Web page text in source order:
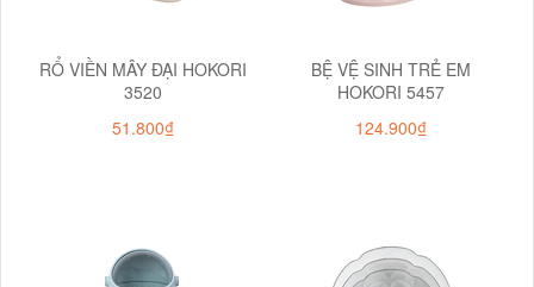
RỔ VIỀN MÂY ĐẠI HOKORI
3520
51.800₫
BỆ VỆ SINH TRẺ EM
HOKORI 5457
124.900₫